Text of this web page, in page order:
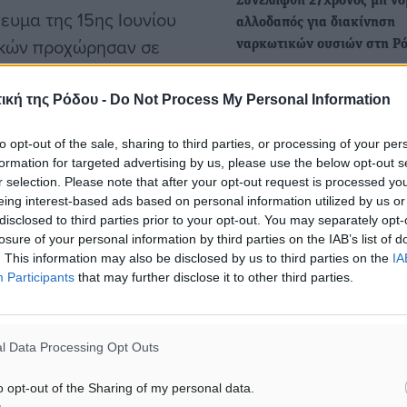
της Ρόδου - Do Not Process My Personal Information
opt-out of the sale, sharing to third parties, or processing of your
for targeted advertising by us, please use the below opt-out
selection. Please note that after your opt-out request is processed
interest-based ads based on personal information utilized by us
to third parties prior to your opt-out. You may separately
of your personal information by third parties on the IAB’s list of
This information may also be disclosed by us to third parties on the
Participants that may further disclose it to other third parties.
Data Processing Opt Outs
opt-out of the Sharing of my personal data.
της 15ης Ιουνίου
προχώρησαν σε
Όπως προκύπτει, η
αποτέλεσμα
ότι είχε προηγηθεί
επέμβαση.
πληροφορίες της
και γεννήθηκε το 1999.
εντόπισαν στην
που οδήγησε στην
Εισαγγελέως
της δικαστικής
αλλοδαπός για διακίνηση
ναρκωτικών ουσιών στη
Αυγούστου 2025) στη
Συνελήφθη 27χρονος
που διέμενε παράνομα στη
μας
Την 07-11-2024 το πρωί
συνελήφθη στη Ρόδο, από
αστυνομικούς του Τμήματος